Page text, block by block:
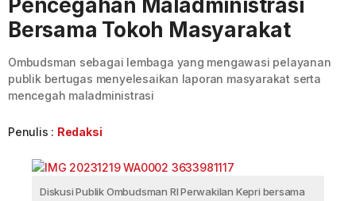
Pencegahan Maladministrasi
Bersama Tokoh Masyarakat
Ombudsman sebagai lembaga yang mengawasi pelayanan
publik bertugas menyelesaikan laporan masyarakat serta
mencegah maladministrasi
Penulis : Redaksi
Diskusi Publik Ombudsman RI Perwakilan Kepri bersama